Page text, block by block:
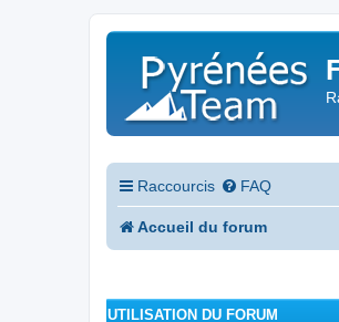
Raccourcis FAQ
Accueil du forum
UTILISATION DU FORUM